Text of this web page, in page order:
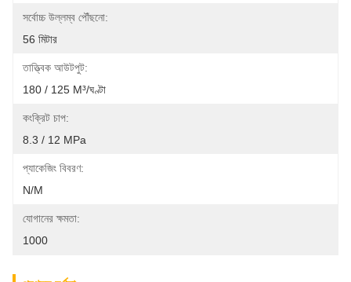
সর্বোচ্চ উল্লম্ব পৌঁছনো:
56 মিটার
তাত্ত্বিক আউটপুট:
180 / 125 M³/ঘণ্টা
কংক্রিট চাপ:
8.3 / 12 MPa
প্যাকেজিং বিবরণ:
N/M
যোগানের ক্ষমতা:
1000